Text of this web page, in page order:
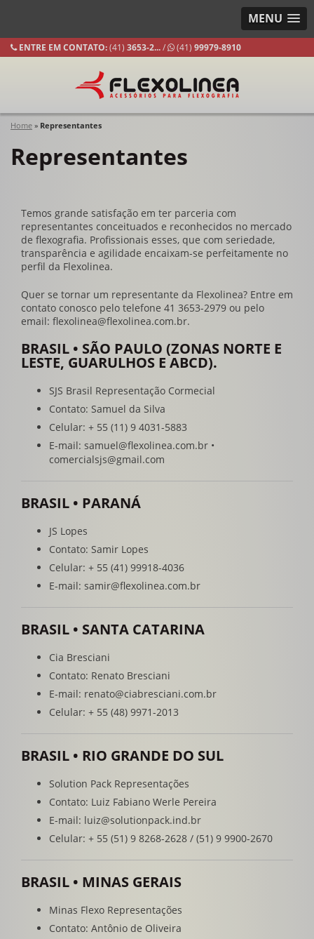
MENU
ENTRE EM CONTATO:(41) 3653-2.../ (41) 99979-8910
Home » Representantes
Representantes
Temos grande satisfação em ter parceria com
representantes conceituados e reconhecidos no mercado
de flexografia. Profissionais esses, que com seriedade,
transparência e agilidade encaixam-se perfeitamente no
perfil da Flexolinea.
Quer se tornar um representante da Flexolinea? Entre em
contato conosco pelo telefone 41 3653-2979 ou pelo
email: flexolinea@flexolinea.com.br.
BRASIL • SÃO PAULO (ZONAS NORTE E
LESTE, GUARULHOS E ABCD).
SJS Brasil Representação Cormecial
Contato: Samuel da Silva
Celular: + 55 (11) 9 4031-5883
E-mail: samuel@flexolinea.com.br •
comercialsjs@gmail.com
BRASIL • PARANÁ
JS Lopes
Contato: Samir Lopes
Celular: + 55 (41) 99918-4036
E-mail: samir@flexolinea.com.br
BRASIL • SANTA CATARINA
Cia Bresciani
Contato: Renato Bresciani
E-mail: renato@ciabresciani.com.br
Celular: + 55 (48) 9971-2013
BRASIL • RIO GRANDE DO SUL
Solution Pack Representações
Contato: Luiz Fabiano Werle Pereira
E-mail: luiz@solutionpack.ind.br
Celular: + 55 (51) 9 8268-2628 / (51) 9 9900-2670
BRASIL • MINAS GERAIS
Minas Flexo Representações
Contato: Antônio de Oliveira